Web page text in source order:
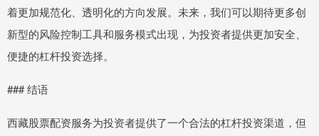
着更加规范化、透明化的方向发展。未来，我们可以期待更多创
新型的风险控制工具和服务模式出现，为投资者提供更加安全、
便捷的杠杆投资选择。
### 结语
西藏股票配资服务为投资者提供了一个合法的杠杆投资渠道，但